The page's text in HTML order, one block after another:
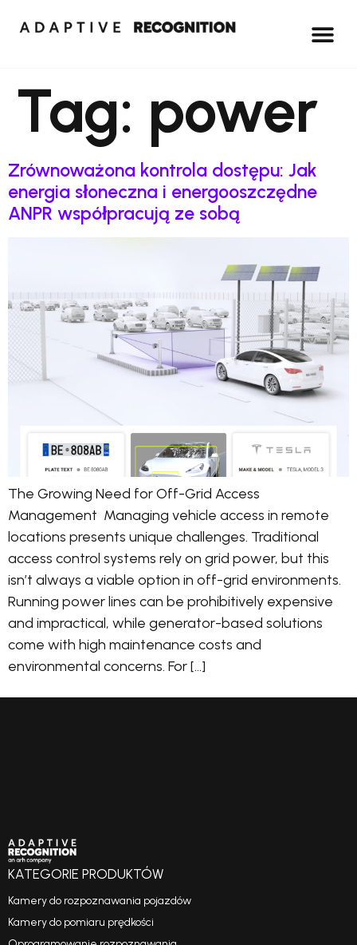
Tag: power
Zrównoważona kontrola dostępu: Jak
energia słoneczna i energooszczędne
ANPR współpracują ze sobą
The Growing Need for Off-Grid Access
Management Managing vehicle access in remote
locations presents unique challenges. Traditional
access control systems rely on grid power, but this
isn’t always a viable option in off-grid environments.
Running power lines can be prohibitively expensive
and impractical, while generator-based solutions
come with high maintenance costs and
environmental concerns. For […]
KATEGORIE PRODUKTÓW
Kamery do rozpoznawania pojazdów
Kamery do pomiaru prędkości